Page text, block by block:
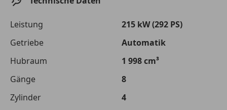
Leistung
215 kW (292 PS)
Getriebe
Automatik
Hubraum
1 998 cm³
Gänge
8
Zylinder
4